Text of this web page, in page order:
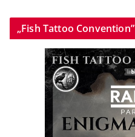
„Fish Tattoo Convention”